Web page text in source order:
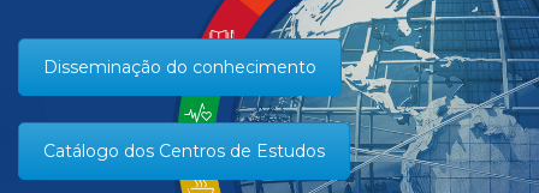
Disseminação do conhecimento
Catálogo dos Centros de Estudos